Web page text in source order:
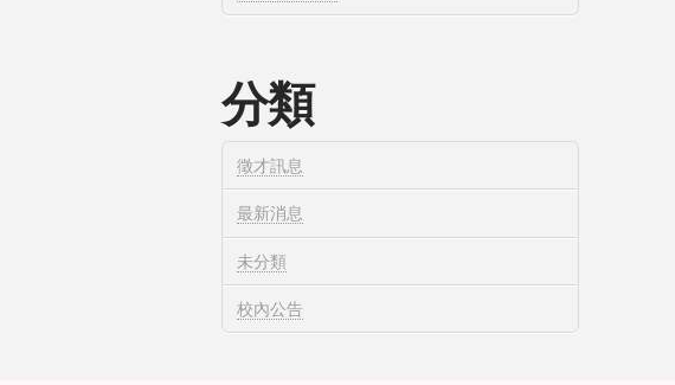
分類
徵才訊息
最新消息
未分類
校內公告